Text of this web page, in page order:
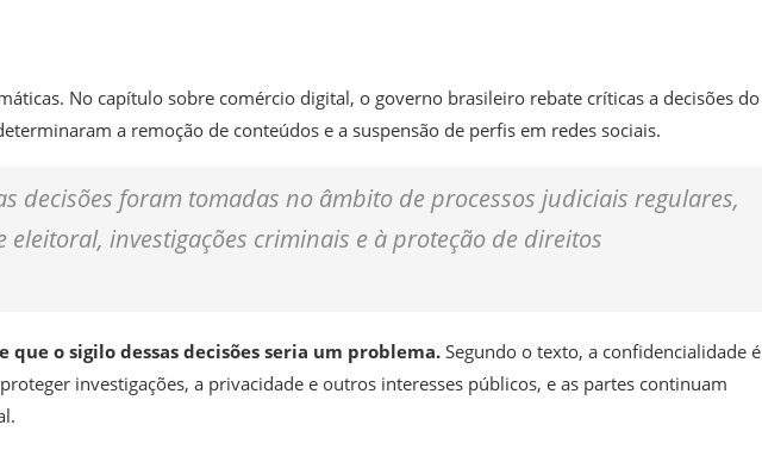
No capítulo sobre comércio digital, o governo brasileiro rebate críticas a decisões do
a remoção de conteúdos e a suspensão de perfis em redes sociais.
decisões foram tomadas no âmbito de processos judiciais regulares,
investigações criminais e à proteção de direitos
que o sigilo dessas decisões seria um problema. Segundo o texto, a confidencialidade é
investigações, a privacidade e outros interesses públicos, e as partes continuam